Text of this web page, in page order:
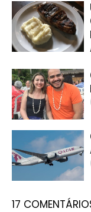
17